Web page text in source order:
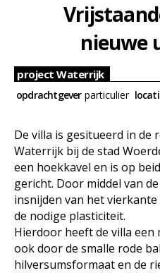
nieuwe
project Waterrijk
opdrachtgeverparticulier
De villa is gesitueerd in de
Waterrijk bij de stad
een hoekkavel en is op
gericht. Door middel van
insnijden van het
de nodige plasticiteit.
Hierdoor heeft de villa
ook door de smalle rode
hilversumsformaat en de